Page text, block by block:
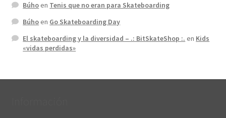
Búhoen Tenis que no eran para Skateboarding
Búhoen Go Skateboarding Day
El skateboarding y la diversidad – .: BitSkateShop :. en Kids
«vidas perdidas»